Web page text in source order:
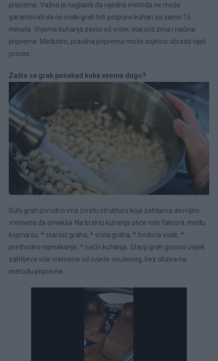
pripreme. Važno je naglasiti da nijedna metoda ne može
garantovati da će svaki grah biti potpuno kuhan za samo 15
minuta. Vrijeme kuhanja zavisi od vrste, starosti zrna i načina
pripreme. Međutim, pravilna priprema može osjetno ubrzati cijeli
proces.
Zašto se grah ponekad kuha veoma dugo?
Suhi grah prirodno ima čvrstu strukturu koja zahtijeva dovoljno
vremena da omekša. Na brzinu kuhanja utiče više faktora, među
kojima su: * starost graha, * vrsta graha, * tvrdoća vode, *
prethodno namakanje, * način kuhanja. Stariji grah gotovo uvijek
zahtijeva više vremena od svježe osušenog, bez obzira na
metodu pripreme.